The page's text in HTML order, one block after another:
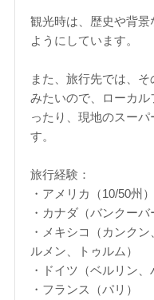
観光時は、歴史や背
ようにしています。
また、旅行先では、
みたいので、ローカ
ったり、現地のスー
す。
旅行経験：
・アメリカ（10/50州）
・カナダ（バンクーバ
・メキシコ（カンク
ルメン、トゥルム）
・ドイツ（ベルリン、
・フランス（パリ）